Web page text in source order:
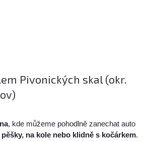
Pivonických skal (okr.
, kde můžeme pohodlně zanechat auto
pěšky, na kole nebo klidně s kočárkem.